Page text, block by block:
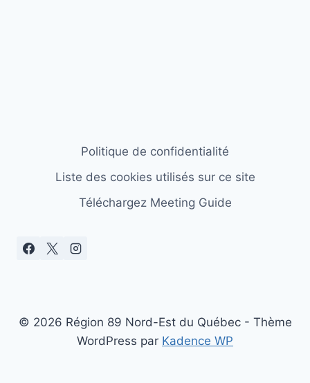
Politique de confidentialité
Liste des cookies utilisés sur ce site
Téléchargez Meeting Guide
© 2026 Région 89 Nord-Est du Québec - Thème
WordPress par Kadence WP